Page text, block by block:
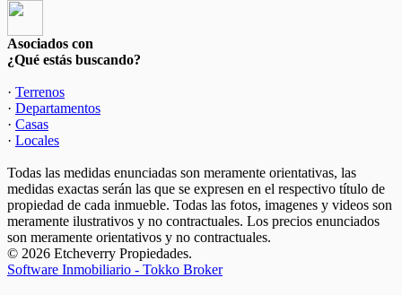
Asociados con
¿Qué estás buscando?
· Terrenos
· Departamentos
· Casas
· Locales
Todas las medidas enunciadas son meramente orientativas, las
medidas exactas serán las que se expresen en el respectivo título de
propiedad de cada inmueble. Todas las fotos, imagenes y videos son
meramente ilustrativos y no contractuales. Los precios enunciados
son meramente orientativos y no contractuales.
© 2026 Etcheverry Propiedades.
Software Inmobiliario - Tokko Broker